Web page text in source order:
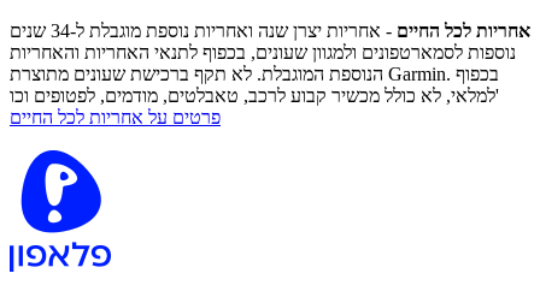
אחריות לכל החיים
- אחריות יצרן שנה ואחריות נוספת מוגבלת ל-34 שנים
נוספות לסמארטפונים ולמגוון שעונים, בכפוף לתנאי האחריות והאחריות
הנוספת המוגבלת. לא תקף ברכישת שעונים מתוצרת Garmin. בכפוף
למלאי, לא כולל מכשיר קבוע לרכב, טאבלטים, מודמים, לפטופים וכו'
פרטים על אחריות לכל החיים